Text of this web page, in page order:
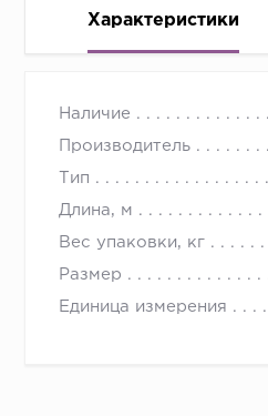
Характеристики
Наличие
Производитель
Тип
Длина, м
Вес упаковки, кг
Размер
Единица измерения